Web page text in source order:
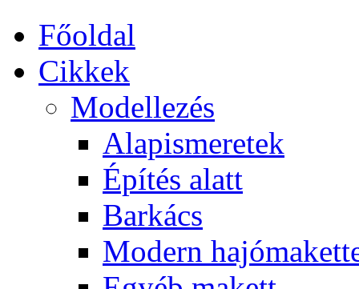
Főoldal
Cikkek
Modellezés
Alapismeretek
Építés alatt
Barkács
Modern